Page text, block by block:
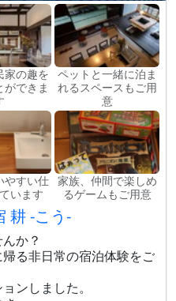
家の趣を
ができま
ペットと一緒に泊ま
れるスペースもご用
意
やすい仕
います
家族、仲間で楽しめ
るゲームもご用意
耕 -こう-
か？
る非日常の宿泊体験をご
ンしました。